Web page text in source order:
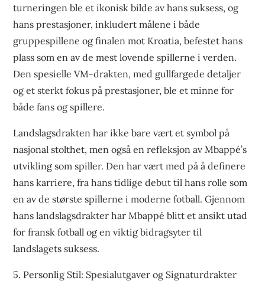
turneringen ble et ikonisk bilde av hans suksess, og
hans prestasjoner, inkludert målene i både
gruppespillene og finalen mot Kroatia, befestet hans
plass som en av de mest lovende spillerne i verden.
Den spesielle VM-drakten, med gullfargede detaljer
og et sterkt fokus på prestasjoner, ble et minne for
både fans og spillere.
Landslagsdrakten har ikke bare vært et symbol på
nasjonal stolthet, men også en refleksjon av Mbappé’s
utvikling som spiller. Den har vært med på å definere
hans karriere, fra hans tidlige debut til hans rolle som
en av de største spillerne i moderne fotball. Gjennom
hans landslagsdrakter har Mbappé blitt et ansikt utad
for fransk fotball og en viktig bidragsyter til
landslagets suksess.
5. Personlig Stil: Spesialutgaver og Signaturdrakter